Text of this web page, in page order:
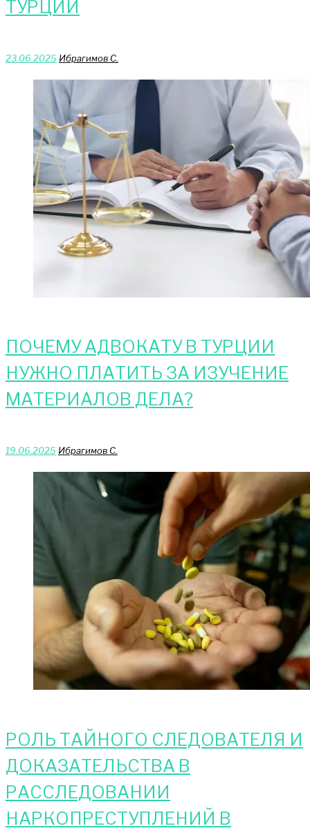
ТУРЦИИ
23.06.2025 Ибрагимов С.
ПОЧЕМУ АДВОКАТУ В ТУРЦИИ
НУЖНО ПЛАТИТЬ ЗА ИЗУЧЕНИЕ
МАТЕРИАЛОВ ДЕЛА?
19.06.2025 Ибрагимов С.
РОЛЬ ТАЙНОГО СЛЕДОВАТЕЛЯ И
ДОКАЗАТЕЛЬСТВА В
РАССЛЕДОВАНИИ
НАРКОПРЕСТУПЛЕНИЙ В